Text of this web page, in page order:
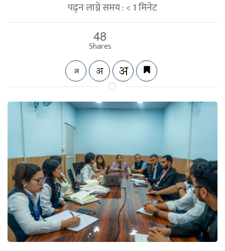
पढ्न लाग्ने समय :< 1मिनेट
48
Shares